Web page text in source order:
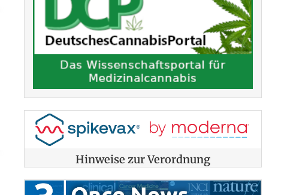
Hinweise zur Verordnung